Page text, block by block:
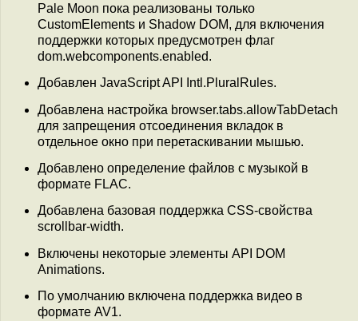
Pale Moon пока реализованы только
CustomElements и Shadow DOM, для включения
поддержки которых предусмотрен флаг
dom.webcomponents.enabled.
Добавлен JavaScript API Intl.PluralRules.
Добавлена настройка browser.tabs.allowTabDetach
для запрещения отсоединения вкладок в
отдельное окно при перетаскивании мышью.
Добавлено определение файлов с музыкой в
формате FLAC.
Добавлена базовая поддержка CSS-свойства
scrollbar-width.
Включены некоторые элементы API DOM
Animations.
По умолчанию включена поддержка видео в
формате AV1.